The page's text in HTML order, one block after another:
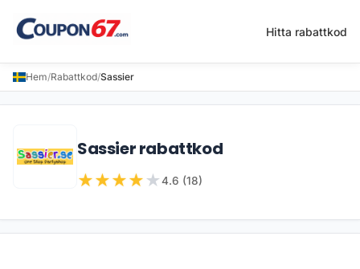
Hitta rabattkod
Hem/Rabattkod/Sassier
Sassier rabattkod
★★★★ ★4.6 (18)